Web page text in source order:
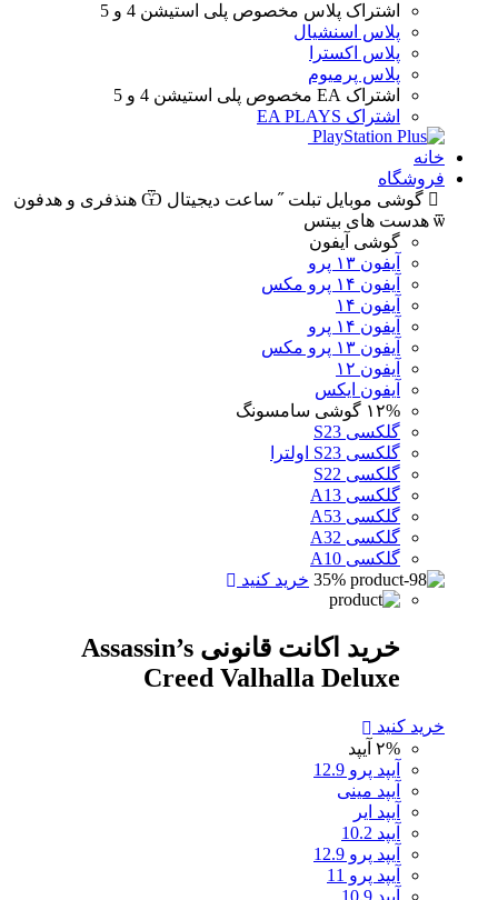
اشتراک پلاس مخصوص پلی استیشن 4 و 5
پلاس اسنشیال
پلاس اکسترا
پلاس پرمیوم
اشتراک EA
مخصوص پلی استیشن 4 و 5
اشتراک EA PLAYS
خانه
فروشگاه
گوشی موبایل تبلت ساعت دیجیتال
هنذفری و هدفون
هدست های بیتس
گوشی آیفون
آیفون ۱۳ پرو
آیفون ۱۴ پرو مکس
آیفون ۱۴
آیفون ۱۴ پرو
آیفون ۱۳ پرو مکس
آیفون ۱۲
آیفون ایکس
۱۲% گوشی سامسونگ
گلکسی S23
گلکسی S23 اولترا
گلکسی S22
گلکسی A13
گلکسی A53
گلکسی A32
گلکسی A10
35% خرید کنید
خرید اکانت قانونی Assassin’s
Creed Valhalla Deluxe
خرید کنید
۲% آیپد
آیپد پرو 12.9
آیپد مینی
آیپد ایر
آیپد 10.2
آیپد پرو 12.9
آیپد پرو 11
آیپد 10.9